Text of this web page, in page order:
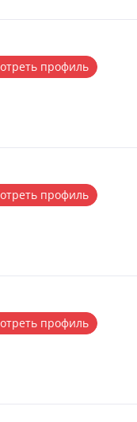
профиль
профиль
профиль